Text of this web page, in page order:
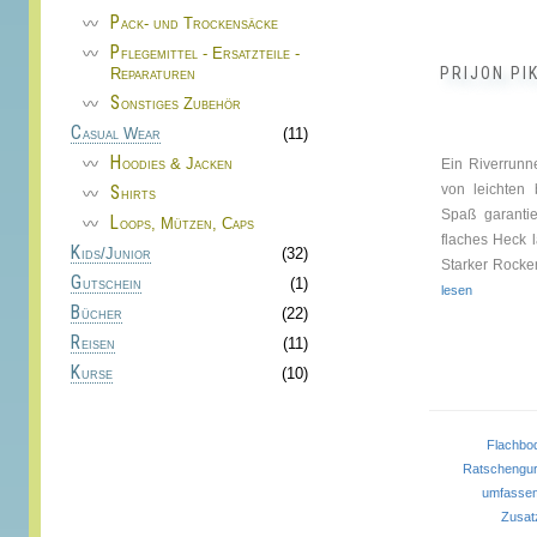
PRIJON
Ein
von leichten
Spaß
flaches Heck
Starker
lesen
Pack- und Trockensäcke
Pflegemittel - Ersatzteile -
Reparaturen
Sonstiges Zubehör
Casual Wear
(11)
Hoodies & Jacken
Shirts
Loops, Mützen, Caps
Kids/Junior
(32)
Gutschein
(1)
Bücher
(22)
Reisen
(11)
Kurse
(10)